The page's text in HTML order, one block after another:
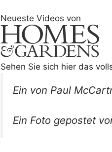
Neueste Videos von
Sehen Sie sich hier das
Ein von Paul
Ein Foto gepostet